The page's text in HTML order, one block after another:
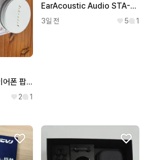
레테시엘 프로미스 이어폰 팝니다
2 1
EarAcoustic Audio STA-K 2DD 듀얼 다이내믹 이어폰 팝니다
3일 전 5 1